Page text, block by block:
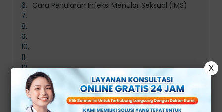
Cara Penularan Infeksi Menular Seksual (IMS)
X